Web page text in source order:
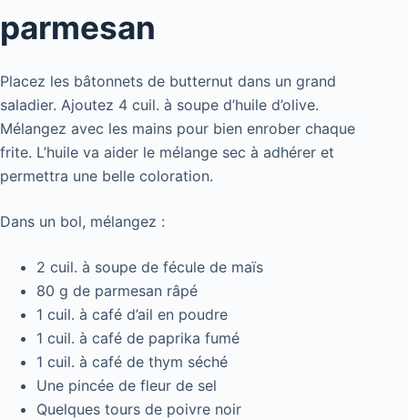
parmesan
Placez les bâtonnets de butternut dans un grand
saladier. Ajoutez 4 cuil. à soupe d’huile d’olive.
Mélangez avec les mains pour bien enrober chaque
frite. L’huile va aider le mélange sec à adhérer et
permettra une belle coloration.
Dans un bol, mélangez :
2 cuil. à soupe de fécule de maïs
80 g de parmesan râpé
1 cuil. à café d’ail en poudre
1 cuil. à café de paprika fumé
1 cuil. à café de thym séché
Une pincée de fleur de sel
Quelques tours de poivre noir